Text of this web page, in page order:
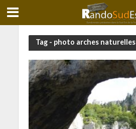
Tag - photo arches naturelles